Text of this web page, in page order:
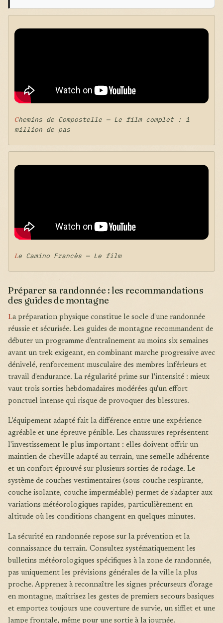
Chemins de Compostelle — Le film complet : 1
million de pas
Le Camino Francès — Le film
Préparer sa randonnée : les recommandations
des guides de montagne
La préparation physique constitue le socle d'une randonnée
réussie et sécurisée. Les guides de montagne recommandent de
débuter un programme d'entraînement au moins six semaines
avant un trek exigeant, en combinant marche progressive avec
dénivelé, renforcement musculaire des membres inférieurs et
travail d'endurance. La régularité prime sur l'intensité : mieux
vaut trois sorties hebdomadaires modérées qu'un effort
ponctuel intense qui risque de provoquer des blessures.
L'équipement adapté fait la différence entre une expérience
agréable et une épreuve pénible. Les chaussures représentent
l'investissement le plus important : elles doivent offrir un
maintien de cheville adapté au terrain, une semelle adhérente
et un confort éprouvé sur plusieurs sorties de rodage. Le
système de couches vestimentaires (sous-couche respirante,
couche isolante, couche imperméable) permet de s'adapter aux
variations météorologiques rapides, particulièrement en
altitude où les conditions changent en quelques minutes.
La sécurité en randonnée repose sur la prévention et la
connaissance du terrain. Consultez systématiquement les
bulletins météorologiques spécifiques à la zone de randonnée,
pas uniquement les prévisions générales de la ville la plus
proche. Apprenez à reconnaître les signes précurseurs d'orage
en montagne, maîtrisez les gestes de premiers secours basiques
et emportez toujours une couverture de survie, un sifflet et une
lampe frontale, même pour une sortie à la journée.